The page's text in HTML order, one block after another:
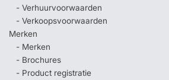
- Verhuurvoorwaarden
- Verkoopsvoorwaarden
Merken
- Merken
- Brochures
- Product registratie